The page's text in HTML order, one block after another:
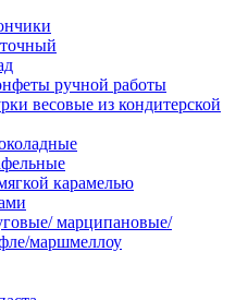
ручной работы
весовые из кондитерской
карамелью
марципановые/
маршмеллоу